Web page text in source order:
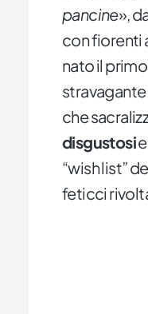
pancine»,
con fiorenti
nato il
che
disgustosi
“wish list”
feticci